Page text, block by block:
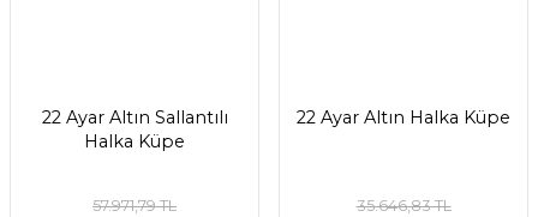
22 Ayar Altın Sallantılı
Halka Küpe
57.971,79 TL
22 Ayar Altın Halka Küpe
35.646,83 TL